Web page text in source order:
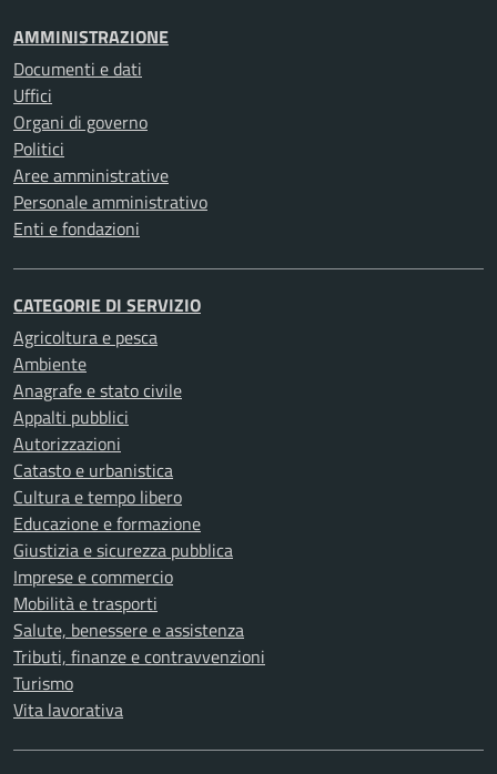
AMMINISTRAZIONE
Documenti e dati
Uffici
Organi di governo
Politici
Aree amministrative
Personale amministrativo
Enti e fondazioni
CATEGORIE DI SERVIZIO
Agricoltura e pesca
Ambiente
Anagrafe e stato civile
Appalti pubblici
Autorizzazioni
Catasto e urbanistica
Cultura e tempo libero
Educazione e formazione
Giustizia e sicurezza pubblica
Imprese e commercio
Mobilità e trasporti
Salute, benessere e assistenza
Tributi, finanze e contravvenzioni
Turismo
Vita lavorativa